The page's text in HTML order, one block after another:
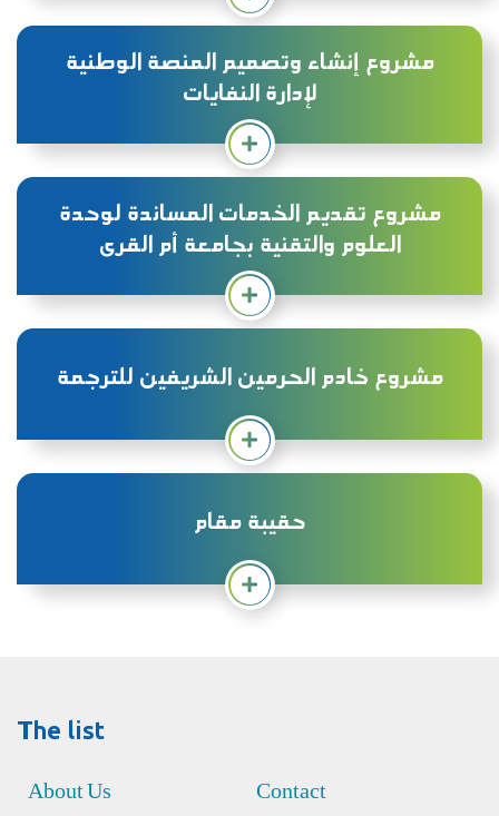
مشروع إنشاء وتصميم المنصة الوطنية
لإدارة النفايات
مشروع تقديم الخدمات المساندة لوحدة
العلوم والتقنية بجامعة أم القرى
مشروع خادم الحرمين الشريفين للترجمة
حقيبة مقام
The list
About Us Contact